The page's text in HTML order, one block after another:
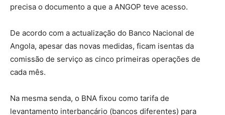
precisa o documento a que a ANGOP teve acesso.
De acordo com a actualização do Banco Nacional de
Angola, apesar das novas medidas, ficam isentas da
comissão de serviço as cinco primeiras operações de
cada mês.
Na mesma senda, o BNA fixou como tarifa de
levantamento interbancário (bancos diferentes) para